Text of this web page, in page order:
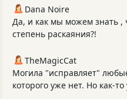
Dana Noire
Да, и как мы можем знать ,
степень раскаяния?!
TheMagicCat
Могила "исправляет"
которого уже нет. Но как-